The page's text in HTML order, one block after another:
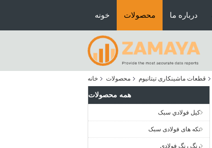
خونه محصولات درباره ما
خانه محصولات قطعات ماشینکاری تیتانیوم
همه محصولات
کيل فولادي سبک
تکه های فولادی سبک
رنگ رنگ فولادی